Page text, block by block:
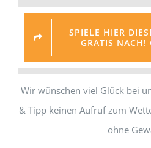
SPIELE HIER
GRATIS NACH!
Wir wünschen viel Glück bei
& Tipp keinen Aufruf zum
ohne